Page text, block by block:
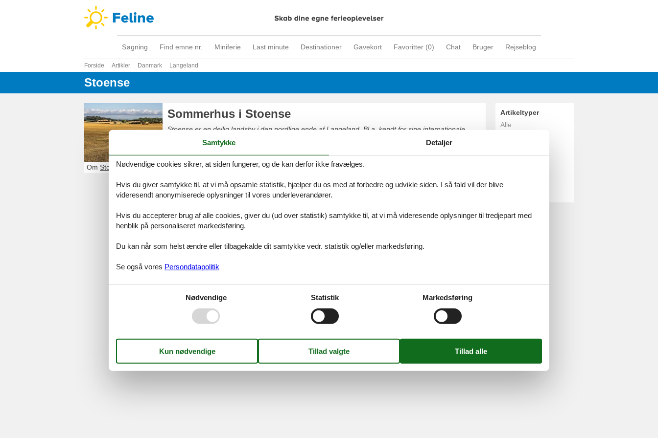
Søgning Find emne nr. Miniferie Last minute Destinationer Gavekort Favoritter (0) Chat Bruger Rejseblog
Forside Artikler Danmark Langeland
Stoense
Sommerhus i Stoense
Stoense er en dejlig landsby i den nordlige ende af Langeland. Bl.a. kendt for sine internationale
koncerter i den fine middelalderkirke. Stranden ved Stoense er en dejlig, børnevenlig strand med
sand, græs og lavt vand. Det ideelle sted at slappe af og nyde en dag med tid til familien, leg og
hygge. Oplev Langelands mange attraktioner og skønne natur herfra.
Om Stoense
Artikeltyper
Alle
Langeland
Tilbudsmail
Cookies
Om os
©Feline Holidays-Feline Holidays A/S-Nygade 8B, 2.th -DK-7400 Herning-Danmark -Tlf: (+45) 8724 2251-Email:info@feline.dk
Momsnr.: DK26347688
Følg os
Samtykke Detaljer
Nødvendige cookies sikrer, at siden fungerer, og de kan derfor ikke fravælges.
Hvis du giver samtykke til, at vi må opsamle statistik, hjælper du os med at forbedre og udvikle siden. I så fald vil der blive
videresendt anonymiserede oplysninger til vores underleverandører.
Hvis du accepterer brug af alle cookies, giver du (ud over statistik) samtykke til, at vi må videresende oplysninger til tredjepart med
henblik på personaliseret markedsføring.
Du kan når som helst ændre eller tilbagekalde dit samtykke vedr. statistik og/eller markedsføring.
Se også vores Persondatapolitik
Nødvendige Statistik Markedsføring